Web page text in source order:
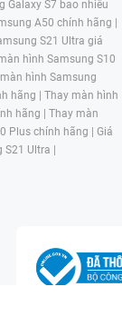
Galaxy S7 bao nhiêu
A50 chính hãng |
S21 Ultra giá
hình Samsung S10
hình Samsung
hãng | Thay màn hình
hãng | Thay màn
Plus chính hãng | Giá
S21 Ultra |